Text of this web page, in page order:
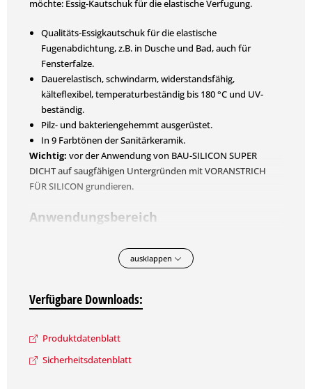
möchte: Essig-Kautschuk für die elastische Verfugung.
Qualitäts-Essigkautschuk für die elastische
Fugenabdichtung, z.B. in Dusche und Bad, auch für
Fensterfalze.
Dauerelastisch, schwindarm, widerstandsfähig,
kälteflexibel, temperaturbeständig bis 180 °C und UV-
beständig.
Pilz- und bakteriengehemmt ausgerüstet.
In 9 Farbtönen der Sanitärkeramik.
Wichtig: vor der Anwendung von BAU-SILICON SUPER
DICHT auf saugfähigen Untergründen mit VORANSTRICH
FÜR SILICON grundieren.
Anwendungsbereich
in Bad, Dusche, WC, Küche. Auch im Fahrzeug-, Glas-,
Boots-, Anlagenbau.
Innen und außen.
Vorbereitung
festhaftende Anstriche (durchgetrocknet, mind. 28 Tage alt),
ausklappen
Verfügbare Downloads:
Produktdatenblatt
Sicherheitsdatenblatt